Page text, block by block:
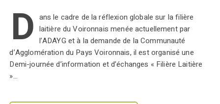
D ans le cadre de la réflexion globale sur la filière
laitière du Voironnais menée actuellement par
l’ADAYG et à la demande de la Communauté
d’Agglomération du Pays Voironnais, il est organisé une
Demi-journée d’information et d’échanges « Filière Laitière
»…